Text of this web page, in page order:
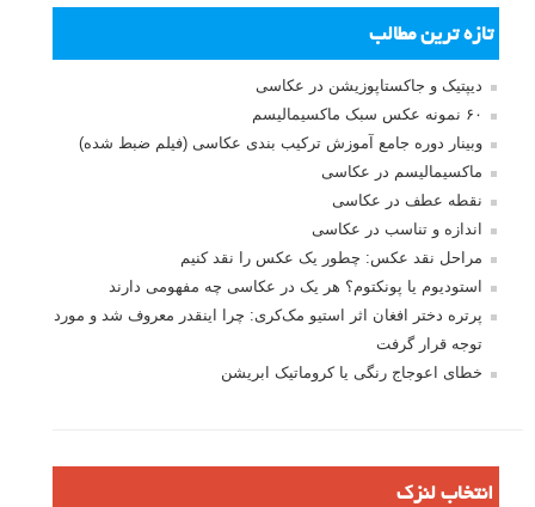
تازه ترین مطالب
دیپتیک و جاکستا‌پوزیشن در عکاسی
۶۰ نمونه عکس سبک ماکسیمالیسم
وبینار دوره جامع آموزش ترکیب بندی عکاسی (فیلم ضبط شده)
ماکسیمالیسم در عکاسی
نقطه عطف در عکاسی
اندازه و تناسب در عکاسی
مراحل نقد عکس: چطور یک عکس را نقد کنیم
استودیوم یا پونکتوم؟ هر یک در عکاسی چه مفهومی دارند
پرتره دختر افغان اثر استیو مک‌کری: چرا اینقدر معروف شد و مورد
توجه قرار گرفت
خطای اعوجاج رنگی یا کروماتیک ابریشن
انتخاب لنزک